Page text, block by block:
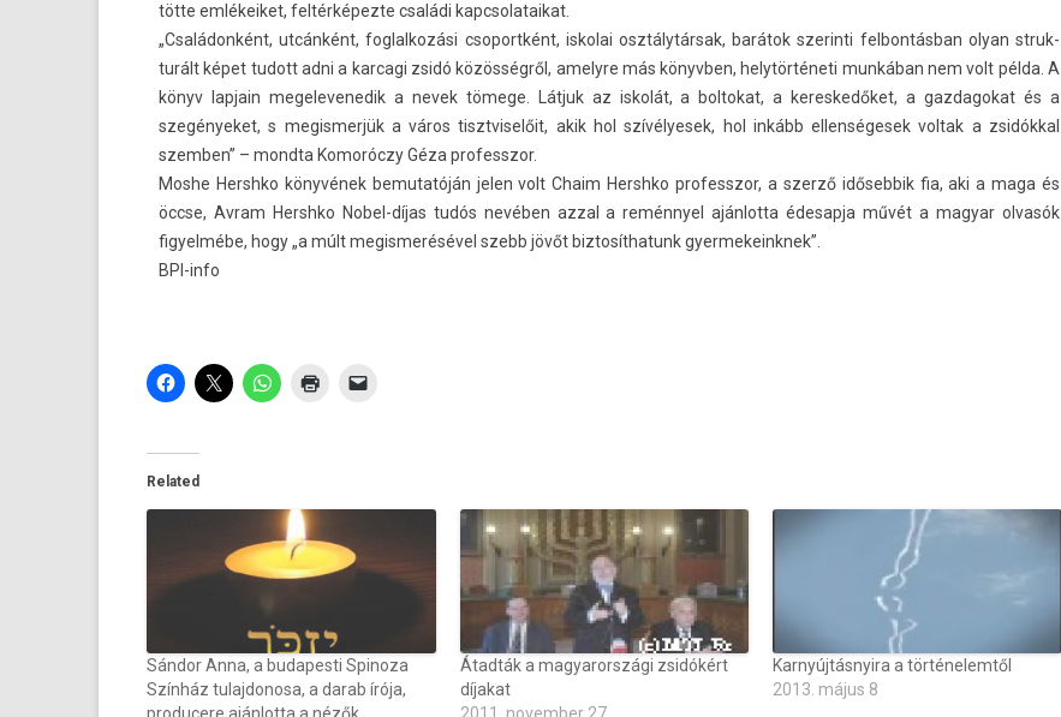
tötte em­lékeiket, feltérképezte családi kapcsolataikat.
„Családonként, utcánként, fog­lalkozási csoportként, is­kolai osztálytársak, barátok szerin­ti fel­bontás­ban olyan struk­
turált képet tudott adni a kar­cagi zsidó közösségről, amelyre más könyvb­en, helytörténeti munkában nem volt példa. A
könyv lap­jain megelevenedik a nevek tömege. Látjuk az iskolát, a bol­tokat, a keres­kedőket, a gaz­dagokat és a
szegényeket, s megis­merjük a város tisztviselőit, akik hol szívélyesek, hol inkább el­lenségesek vol­tak a zsidókkal
szemb­en” – mondta Komoróczy Géza pro­fesszor.
Moshe Hershko könyvének be­mutatóján jelen volt Chaim Hershko pro­fesszor, a szerző időseb­bik fia, aki a maga és
öccse, Avram Hershko Nobel-díjas tudós nevében azzal a reménnyel aján­lotta éde­sap­ja művét a magyar olvasók
figyel­mébe, hogy „a múlt megis­merésével szebb jövőt bi­ztosít­hatunk gyer­mekeinknek”.
BPI-info
Related
Sándor Anna, a budapesti Spinoza
Színház tulajdonosa, a darab írója,
Átadták a magyarországi zsidókért
díjakat
Karnyújtásnyira a történelemtől
2013. május 8